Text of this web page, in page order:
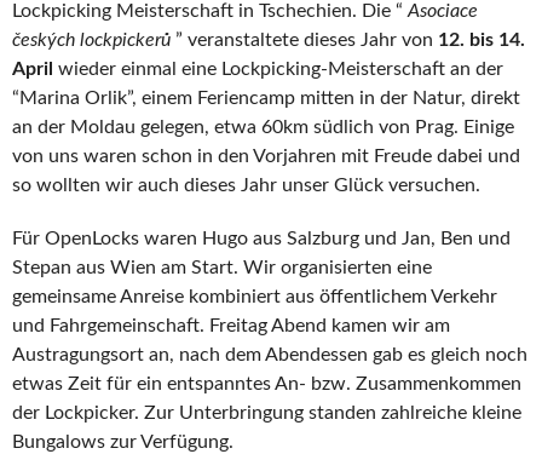
Lockpicking Meisterschaft in Tschechien. Die “ Asociace
českých lockpickerů ” veranstaltete dieses Jahr von 12. bis 14.
April wieder einmal eine Lockpicking-Meisterschaft an der
“Marina Orlik”, einem Feriencamp mitten in der Natur, direkt
an der Moldau gelegen, etwa 60km südlich von Prag. Einige
von uns waren schon in den Vorjahren mit Freude dabei und
so wollten wir auch dieses Jahr unser Glück versuchen.
Für OpenLocks waren Hugo aus Salzburg und Jan, Ben und
Stepan aus Wien am Start. Wir organisierten eine
gemeinsame Anreise kombiniert aus öffentlichem Verkehr
und Fahrgemeinschaft. Freitag Abend kamen wir am
Austragungsort an, nach dem Abendessen gab es gleich noch
etwas Zeit für ein entspanntes An- bzw. Zusammenkommen
der Lockpicker. Zur Unterbringung standen zahlreiche kleine
Bungalows zur Verfügung.